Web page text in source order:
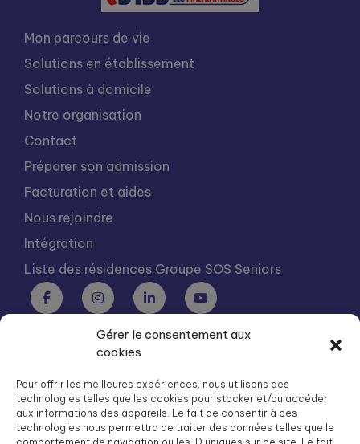
Gérer le consentement aux
cookies
Pour offrir les meilleures expériences, nous utilisons des
technologies telles que les cookies pour stocker et/ou accéder
aux informations des appareils. Le fait de consentir à ces
technologies nous permettra de traiter des données telles que le
Mon parcours de vie
Solutions en établissement
Solutions à domicile
Notre organisation
Contact
Préparer son admission
Facturation et aides
Nous rejoindre
Intégration
Liste des résidences Groupe SOS Seniors
Groupe SOS Seniors est une association du Groupe SOS
dg.seniors@groupe-sos.org